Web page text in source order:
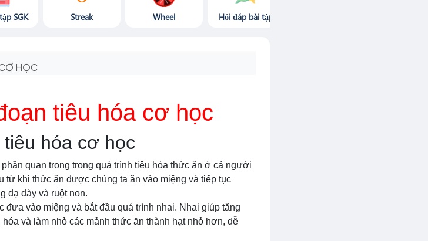
SGK Streak Wheel Hỏi đáp bài tập
HỌC
tiêu hóa cơ học
hóa cơ học
quan trọng trong quá trình tiêu hóa thức ăn ở cả người
từ khi thức ăn được chúng ta ăn vào miệng và tiếp tục
dạ dày và ruột non.
vào miệng và bắt đầu quá trình nhai. Nhai giúp tăng
và làm nhỏ các mảnh thức ăn thành hạt nhỏ hơn, dễ